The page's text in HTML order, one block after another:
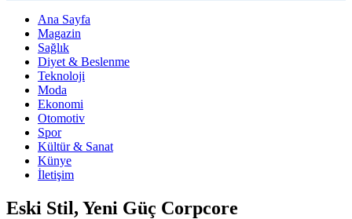
Ana Sayfa
Magazin
Sağlık
Diyet & Beslenme
Teknoloji
Moda
Ekonomi
Otomotiv
Spor
Kültür & Sanat
Künye
İletişim
Eski Stil, Yeni Güç Corpcore